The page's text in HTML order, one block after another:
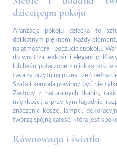
dziecięcym pokoju
Aranżacja pokoju dziecka to
delikatnym pięknem. Każdy
na atmosferę i poczucie spokoju.
do wnętrza lekkość i elegancję.
lub beżu, połączone z miękką pościelą
tworzy przytulną przestrzeń pełną
Szafa i komoda powinny być nie
Zasłony z naturalnych tkanin,
miękkości, a przy tym łagodnie
znaczenie kosze, lampki,
tworzą spójną całość, która jest
Równowaga i światło